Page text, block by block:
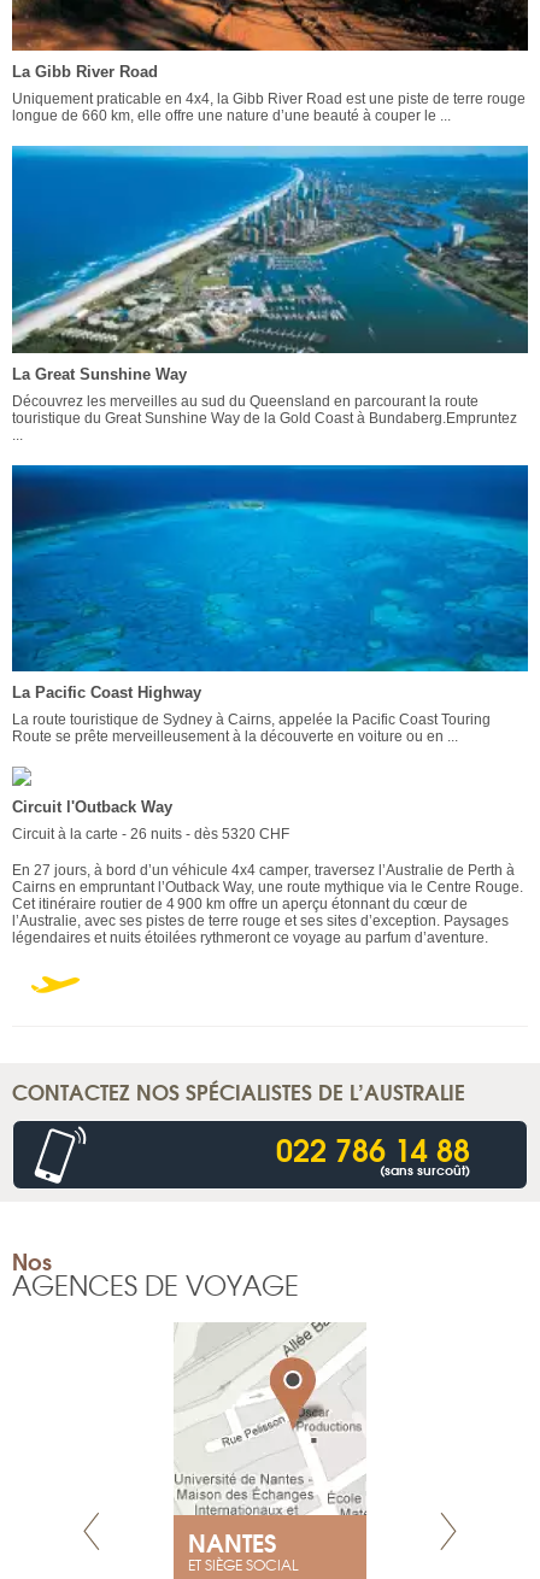
La Gibb River Road
Uniquement praticable en 4x4, la Gibb River Road est une piste de terre rouge
longue de 660 km, elle offre une nature d’une beauté à couper le ...
La Great Sunshine Way
Découvrez les merveilles au sud du Queensland en parcourant la route
touristique du Great Sunshine Way de la Gold Coast à Bundaberg.Empruntez
La Pacific Coast Highway
La route touristique de Sydney à Cairns, appelée la Pacific Coast Touring
Route se prête merveilleusement à la découverte en voiture ou en ...
Circuit l'Outback Way
Circuit à la carte - 26 nuits - dès 5320 CHF
En 27 jours, à bord d’un véhicule 4x4 camper, traversez l’Australie de Perth à
Cairns en empruntant l’Outback Way, une route mythique via le Centre Rouge.
Cet itinéraire routier de 4 900 km offre un aperçu étonnant du cœur de
l’Australie, avec ses pistes de terre rouge et ses sites d’exception. Paysages
légendaires et nuits étoilées rythmeront ce voyage au parfum d’aventure.
CONTACTEZ NOS SPÉCIALISTES DE L’AUSTRALIE
022 786 14 88
(sans surcoût)
Nos
AGENCES DE VOYAGE
NANTES
ET SIÈGE SOCIAL